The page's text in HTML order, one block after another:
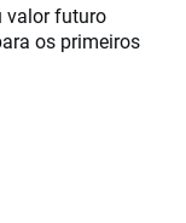
valor futuro
os primeiros